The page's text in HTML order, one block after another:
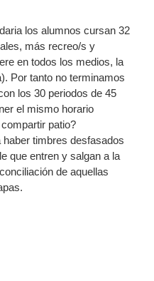
los alumnos cursan 32
más recreo/s y
en todos los medios, la
Por tanto no terminamos
los 30 periodos de 45
el mismo horario
patio?
timbres desfasados
que entren y salgan a la
de aquellas